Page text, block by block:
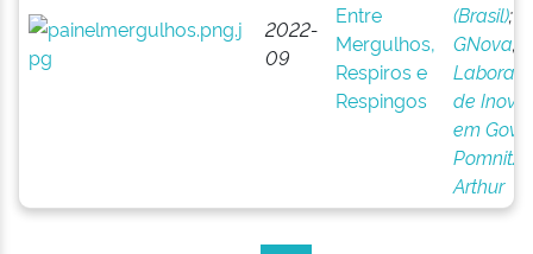
2022-
09
Entre
Mergulhos,
Respiros e
Respingos
(Brasil);
GNova;
de
em
Pomnitz,
Arthur